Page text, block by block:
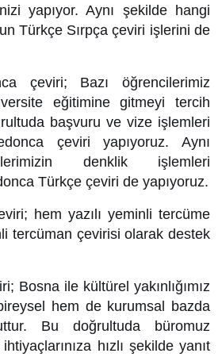
yapıyor. Aynı şekilde hangi
Türkçe Sırpça çeviri işlerini de
Bazı öğrencilerimiz
eğitimine gitmeyi tercih
başvuru ve vize işlemleri
çeviri yapıyoruz. Aynı
denklik işlemleri
Türkçe çeviri de yapıyoruz.
hem yazılı yeminli tercüme
tercüman çevirisi olarak destek
ile kültürel yakınlığımız
hem de kurumsal bazda
Bu doğrultuda büromuz
hızlı şekilde yanıt